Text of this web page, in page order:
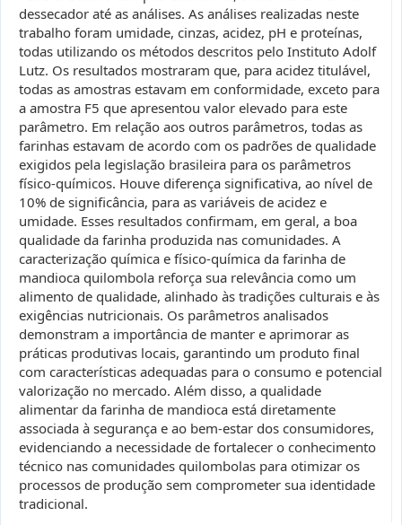
dessecador até as análises. As análises realizadas neste
trabalho foram umidade, cinzas, acidez, pH e proteínas,
todas utilizando os métodos descritos pelo Instituto Adolf
Lutz. Os resultados mostraram que, para acidez titulável,
todas as amostras estavam em conformidade, exceto para
a amostra F5 que apresentou valor elevado para este
parâmetro. Em relação aos outros parâmetros, todas as
farinhas estavam de acordo com os padrões de qualidade
exigidos pela legislação brasileira para os parâmetros
físico-químicos. Houve diferença significativa, ao nível de
10% de significância, para as variáveis de acidez e
umidade. Esses resultados confirmam, em geral, a boa
qualidade da farinha produzida nas comunidades. A
caracterização química e físico-química da farinha de
mandioca quilombola reforça sua relevância como um
alimento de qualidade, alinhado às tradições culturais e às
exigências nutricionais. Os parâmetros analisados
demonstram a importância de manter e aprimorar as
práticas produtivas locais, garantindo um produto final
com características adequadas para o consumo e potencial
valorização no mercado. Além disso, a qualidade
alimentar da farinha de mandioca está diretamente
associada à segurança e ao bem-estar dos consumidores,
evidenciando a necessidade de fortalecer o conhecimento
técnico nas comunidades quilombolas para otimizar os
processos de produção sem comprometer sua identidade
tradicional.